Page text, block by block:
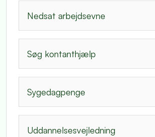
Nedsat arbejdsevne
Søg kontanthjælp
Sygedagpenge
Uddannelsesvejledning